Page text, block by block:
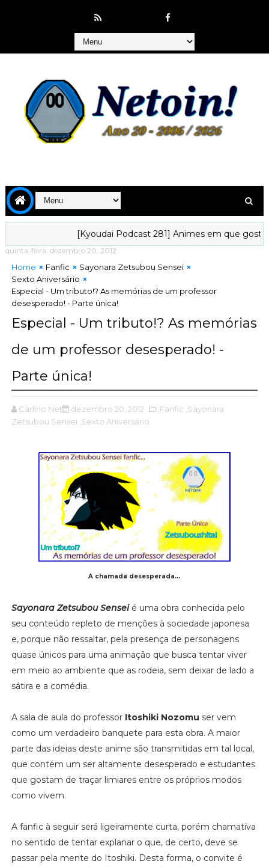
[Kyoudai Podcast 281] Animes em que gostaríamos
quinta-feira, dezembro 20, 2012
Home Fanfic
Sayonara Zetsubou Sensei
Sexto Aniversário
Especial - Um tributo!? As memórias de um professor
desesperado! - Parte única!
Especial - Um tributo!? As memórias
de um professor desesperado! -
Parte única!
Carlírio Neto dezembro 20, 2012 ,Fanfic ,Sayonara
Zetsubou Sensei ,Sexto Aniversário
A chamada desesperada...
Sayonara Zetsubou Senseié uma obra conhecida pelo
seu conteúdo repleto de menções à sociedade japonesa
e, porque não ressaltar, pela presença de personagens
quase únicos para uma animação que busca tentar viver
em meio ao ambiente que as rodeia, sem deixar de lado a
sátira e a comédia.
A sala de aula do professor Itoshiki Nozomu ser vem
como um verdadeiro banquete para esta obra. A maior
parte das ideias deste anime são transmitidas em tal local,
que contém um ser altamente desesperado e estudantes
que gostam de traçar limiares entre os próprios modos
como vivem.
A fanfic à seguir será ligeiramente curta, porém chamativa
no sentido de tentar explanar o que, de certo, deve se
passar pela mente do Itoshiki. Desta forma, o convite é